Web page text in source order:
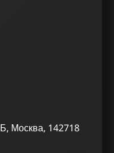
Москва, 142718